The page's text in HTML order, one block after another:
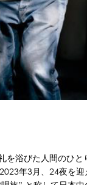
浴びた人間のひと
年3月、24夜を